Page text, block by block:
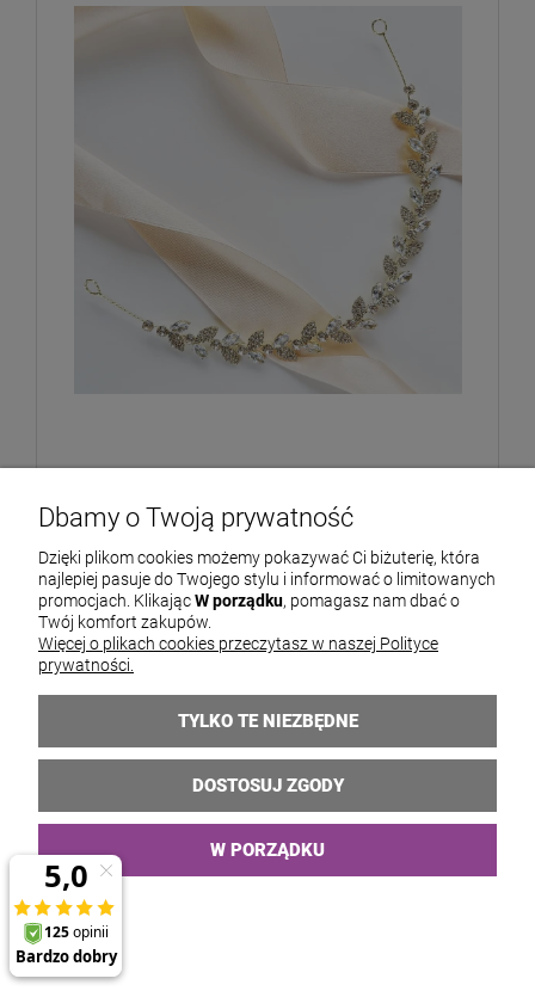
Opaska ślubna złota z listkami i cyrkoniami
59,00 zł
Dbamy o Twoją prywatność
Dzięki plikom cookies możemy pokazywać Ci biżuterię, która
najlepiej pasuje do Twojego stylu i informować o limitowanych
promocjach. KlikającW porządku, pomagasz nam dbać o
Twój komfort zakupów.
Więcej o plikach cookies przeczytasz w naszej Polityce
prywatności.
TYLKO TE NIEZBĘDNE
DOSTOSUJ ZGODY
W PORZĄDKU